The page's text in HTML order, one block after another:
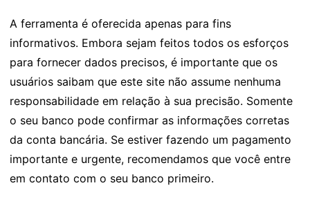
A ferramenta é oferecida apenas para fins
informativos. Embora sejam feitos todos os esforços
para fornecer dados precisos, é importante que os
usuários saibam que este site não assume nenhuma
responsabilidade em relação à sua precisão. Somente
o seu banco pode confirmar as informações corretas
da conta bancária. Se estiver fazendo um pagamento
importante e urgente, recomendamos que você entre
em contato com o seu banco primeiro.